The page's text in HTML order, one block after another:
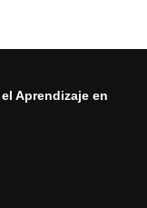
Aprendizaje en